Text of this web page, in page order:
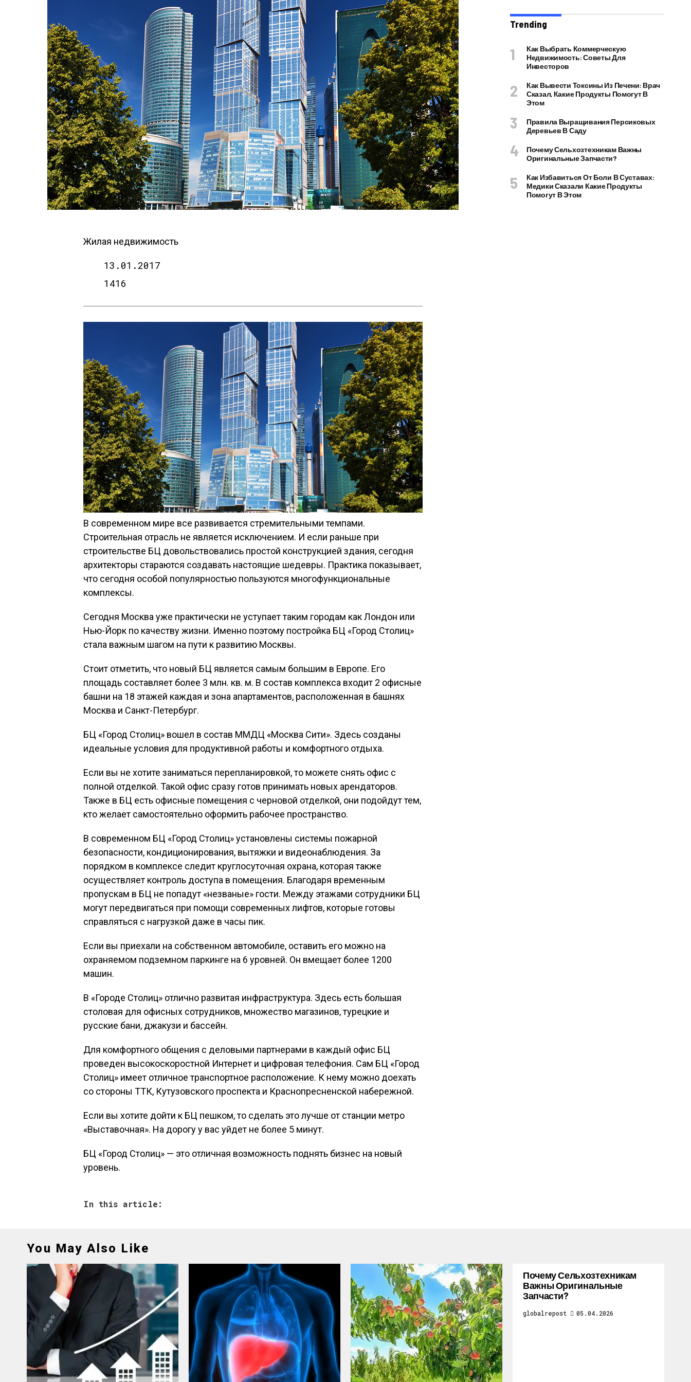
Жилая недвижимость
13.01.2017
1416
В современном мире все развивается стремительными темпами.
Строительная отрасль не является исключением. И если раньше при
строительстве БЦ довольствовались простой конструкцией здания, сегодня
архитекторы стараются создавать настоящие шедевры. Практика показывает,
что сегодня особой популярностью пользуются многофункциональные
комплексы.
Сегодня Москва уже практически не уступает таким городам как Лондон или
Нью-Йорк по качеству жизни. Именно поэтому постройка БЦ «Город Столиц»
стала важным шагом на пути к развитию Москвы.
Стоит отметить, что новый БЦ является самым большим в Европе. Его
площадь составляет более 3 млн. кв. м. В состав комплекса входит 2 офисные
башни на 18 этажей каждая и зона апартаментов, расположенная в башнях
Москва и Санкт-Петербург.
БЦ «Город Столиц» вошел в состав ММДЦ «Москва Сити». Здесь созданы
идеальные условия для продуктивной работы и комфортного отдыха.
Если вы не хотите заниматься перепланировкой, то можете снять офис с
полной отделкой. Такой офис сразу готов принимать новых арендаторов.
Также в БЦ есть офисные помещения с черновой отделкой, они подойдут тем,
кто желает самостоятельно оформить рабочее пространство.
В современном БЦ «Город Столиц» установлены системы пожарной
безопасности, кондиционирования, вытяжки и видеонаблюдения. За
порядком в комплексе следит круглосуточная охрана, которая также
осуществляет контроль доступа в помещения. Благодаря временным
пропускам в БЦ не попадут «незваные» гости. Между этажами сотрудники БЦ
могут передвигаться при помощи современных лифтов, которые готовы
справляться с нагрузкой даже в часы пик.
Если вы приехали на собственном автомобиле, оставить его можно на
охраняемом подземном паркинге на 6 уровней. Он вмещает более 1200
машин.
В «Городе Столиц» отлично развитая инфраструктура. Здесь есть большая
столовая для офисных сотрудников, множество магазинов, турецкие и
русские бани, джакузи и бассейн.
Для комфортного общения с деловыми партнерами в каждый офис БЦ
проведен высокоскоростной Интернет и цифровая телефония. Сам БЦ «Город
Столиц» имеет отличное транспортное расположение. К нему можно доехать
со стороны ТТК, Кутузовского проспекта и Краснопресненской набережной.
Если вы хотите дойти к БЦ пешком, то сделать это лучше от станции метро
«Выставочная». На дорогу у вас уйдет не более 5 минут.
БЦ «Город Столиц» — это отличная возможность поднять бизнес на новый
уровень.
In this article:
Trending
Как Выбрать Коммерческую
Недвижимость: Советы Для
Инвесторов
Как Вывести Токсины Из Печени: Врач
Сказал, Какие Продукты Помогут В
Этом
Правила Выращивания Персиковых
Деревьев В Саду
Почему Сельхозтехникам Важны
Оригинальные Запчасти?
Как Избавиться От Боли В Суставах:
Медики Сказали Какие Продукты
Помогут В Этом
You May Also Like
Почему Сельхозтехникам
Важны Оригинальные
Запчасти?
globalrepost 05.04.2026